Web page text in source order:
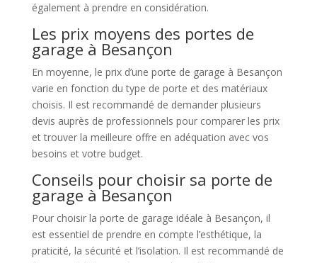
également à prendre en considération.
Les prix moyens des portes de
garage à Besançon
En moyenne, le prix d’une porte de garage à Besançon
varie en fonction du type de porte et des matériaux
choisis. Il est recommandé de demander plusieurs
devis auprès de professionnels pour comparer les prix
et trouver la meilleure offre en adéquation avec vos
besoins et votre budget.
Conseils pour choisir sa porte de
garage à Besançon
Pour choisir la porte de garage idéale à Besançon, il
est essentiel de prendre en compte l’esthétique, la
praticité, la sécurité et l’isolation. Il est recommandé de